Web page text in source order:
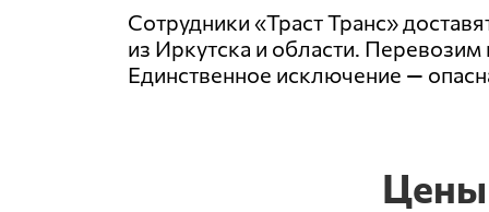
Сотрудники «Траст Транс»
из Иркутска и области.
Единственное исключение —
Цены